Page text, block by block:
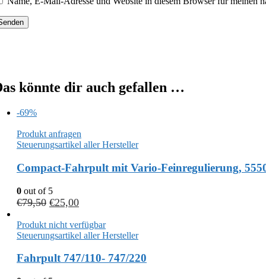
könnte dir auch gefallen …
-69%
Produkt anfragen
Steuerungsartikel aller Hersteller
Compact-Fahrpult mit Vario-Feinregulierung,
0 out of 5
€79,50 €25,00
Produkt nicht verfügbar
Steuerungsartikel aller Hersteller
Fahrpult 747/110- 747/220